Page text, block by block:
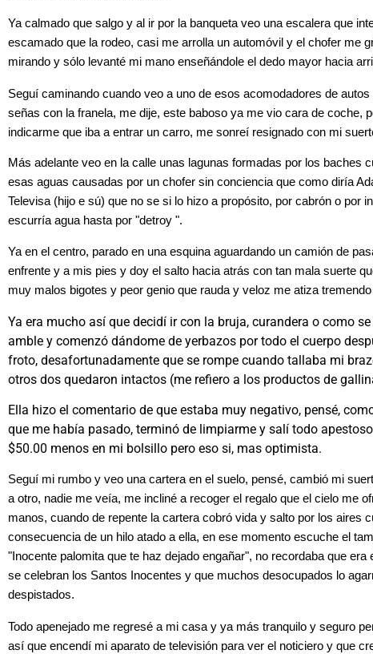
Ya calmado que salgo y al ir por la banqueta veo una escalera que
escamado que la rodeo, casi me arrolla un automóvil y el chofer me
mirando y sólo levanté mi mano enseñándole el dedo mayor hacia
Seguí caminando cuando veo a uno de esos acomodadores de
señas con la franela, me dije, este baboso ya me vio cara de coche,
indicarme que iba a entrar un carro, me sonreí resignado con mi
Más adelante veo en la calle unas lagunas formadas por los baches
esas aguas causadas por un chofer sin conciencia que como diría
Televisa (hijo e sú) que no se si lo hizo a propósito, por cabrón o por
escurría agua hasta por "detroy ".
Ya en el centro, parado en una esquina aguardando un camión de
enfrente y a mis pies y doy el salto hacia atrás con tan mala suerte
muy malos bigotes y peor genio que rauda y veloz me atiza
Ya era mucho así que decidí ir con la bruja, curandera o como
amble y comenzó dándome de yerbazos por todo el cuerpo
froto, desafortunadamente que se rompe cuando tallaba mi
otros dos quedaron intactos (me refiero a los productos de
Ella hizo el comentario de que estaba muy negativo, pensé,
que me había pasado, terminó de limpiarme y salí todo
$50.00 menos en mi bolsillo pero eso si, mas optimista.
Seguí mi rumbo y veo una cartera en el suelo, pensé, cambió mi
a otro, nadie me veía, me incliné a recoger el regalo que el cielo me
manos, cuando de repente la cartera cobró vida y salto por los aires
consecuencia de un hilo atado a ella, en ese momento escuche el
"Inocente palomita que te haz dejado engañar", no recordaba que era
se celebran los Santos Inocentes y que muchos desocupados lo
despistados.
Todo apenejado me regresé a mi casa y ya más tranquilo y seguro
así que encendí mi aparato de televisión para ver el noticiero y que